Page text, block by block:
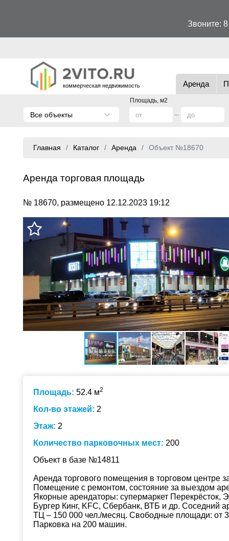
Звоните:
коммерческая недвижимость Аренда
Площадь, м2
Все объекты
Главная Каталог Аренда Объект №18670
Аренда торговая площадь
№ 18670, размещено 12.12.2023 19:12
Площадь: 52.4 м2
Кол-во этажей: 2
Этаж: 2
Количество парковочных мест: 200
Объект в базе №14811
Аренда торгового помещения в торговом центре
Помещение с ремонтом, состояние за выездом
Якорные арендаторы: супермаркет Перекрёсток,
Бургер Кинг, KFC, Сбербанк, ВТБ и др. Соседний
ТЦ – 150 000 чел./месяц. Свободные площади: от
Парковка на 200 машин.